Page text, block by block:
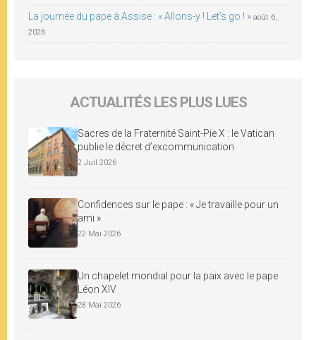
La journée du pape à Assise : « Allons-y ! Let’s go ! » août 6,
2026
ACTUALITÉS LES PLUS LUES
Sacres de la Fraternité Saint-Pie X : le Vatican
publie le décret d’excommunication
2 Juil 2026
Confidences sur le pape : « Je travaille pour un
ami »
22 Mai 2026
Un chapelet mondial pour la paix avec le pape
Léon XIV
28 Mai 2026